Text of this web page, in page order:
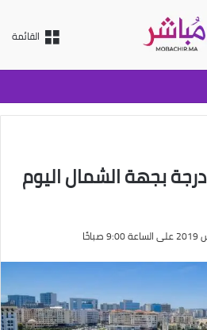
القائمة
الحرارة تلامس 37 درجة بجهة الشمال اليوم